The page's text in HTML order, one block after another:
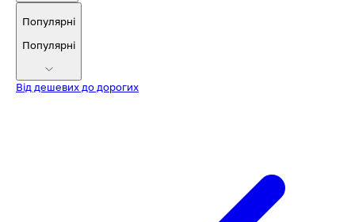
Популярні
Популярні
Від дешевих до дорогих